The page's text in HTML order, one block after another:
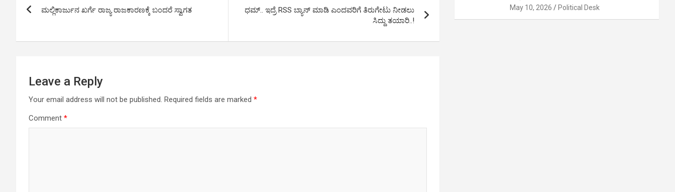
p
o
er
k
navigation
ಮಲ್ಲಿಕಾರ್ಜುನ ಖರ್ಗೆ ರಾಜ್ಯ ರಾಜಕಾರಣಕ್ಕೆ ಬಂದರೆ ಸ್ವಾಗತ
ಧಮ್.. ಇದ್ರೆ RSS ಬ್ಯಾನ್‌ ಮಾಡಿ ಎಂದವರಿಗೆ ತಿರುಗೇಟು ನೀಡಲು
ಸಿದ್ದು ತಯಾರಿ..!
Leave a Reply
Your email address will not be published. Required fields are marked *
Comment *
May 10, 2026 Political Desk